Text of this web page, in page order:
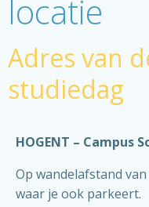
locatie
Adres van
studiedag
HOGENT – Campus
Op wandelafstand
waar je ook parkeert.